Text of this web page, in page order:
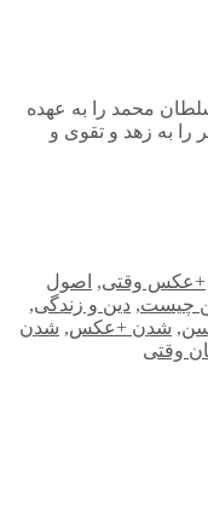
محمد را به عهده
را به زهد و تقوی و
+عکس وقتی, اصول
چیست, دین و زندگی,
, شدن +عکس, شدن
وقتی